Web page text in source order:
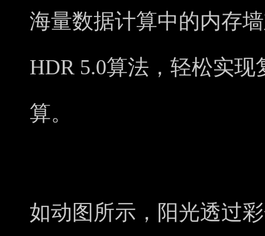
海量数据计算中的内存
HDR 5.0算法，轻松实
算。
如动图所示，阳光透过